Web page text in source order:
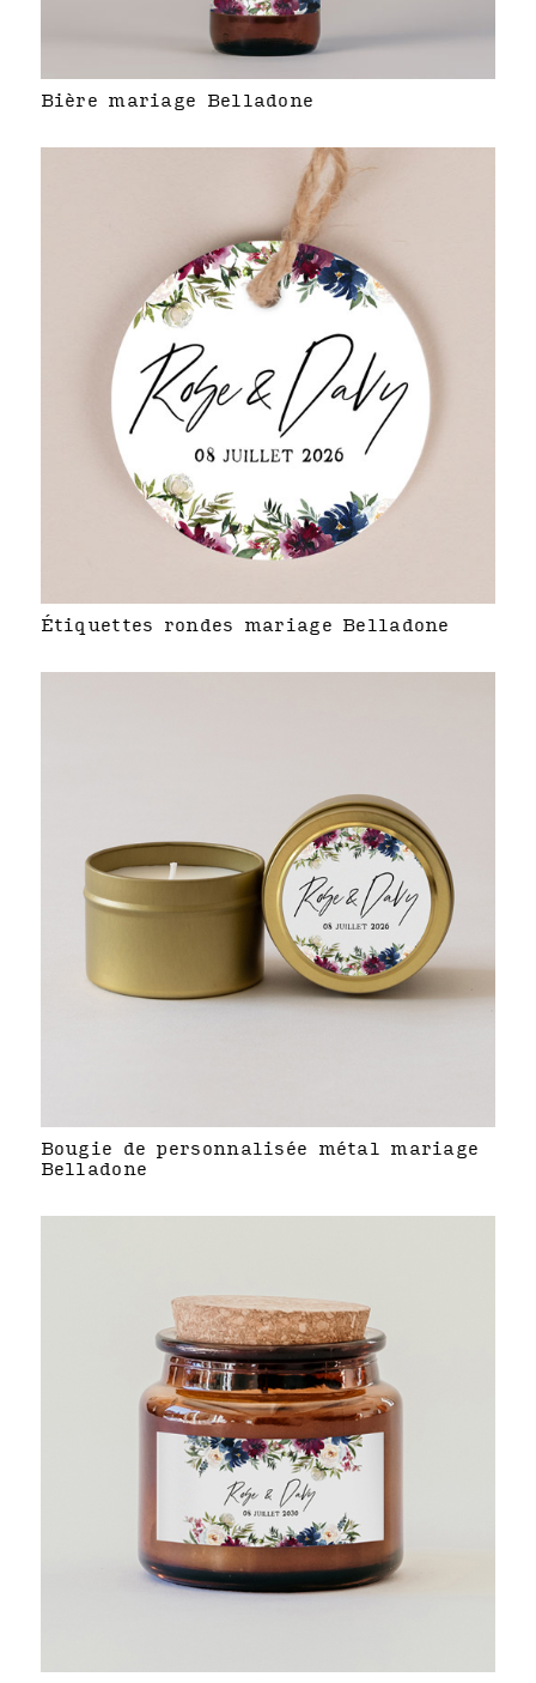
Bière mariage Belladone
Étiquettes rondes mariage Belladone
Bougie de personnalisée métal mariage
Belladone